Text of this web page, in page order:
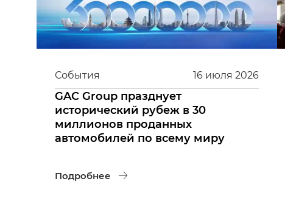
16 июля 2026
События
GAC Group празднует
исторический рубеж в 30
миллионов проданных
автомобилей по всему миру
Подробнее